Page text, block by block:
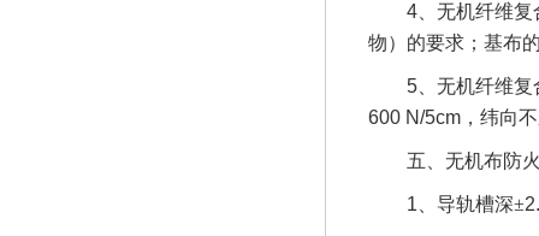
4 、无机纤维
物）的要求；基布
5 、无机纤维
600 N/5cm ，纬向
五、 无机布防
1 、导轨槽深±